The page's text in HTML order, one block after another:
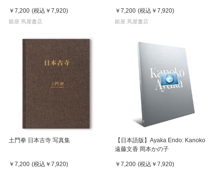
￥7,200 (税込 ￥7,920)
銀座 蔦屋書店
￥7,200 (税込 ￥7,920)
銀座 蔦屋書店
土門拳 日本古寺 写真集
￥7,200 (税込 ￥7,920)
【日本語版】Ayaka Endo: Kanoko
遠藤文香 岡本かの子
￥7,200 (税込 ￥7,920)